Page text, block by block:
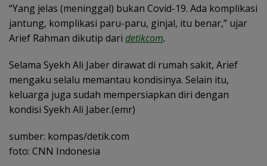
“Yang jelas (meninggal) bukan Covid-19. Ada komplikasi
jantung, komplikasi paru-paru, ginjal, itu benar,” ujar
Arief Rahman dikutip dari detikcom.
Selama Syekh Ali Jaber dirawat di rumah sakit, Arief
mengaku selalu memantau kondisinya. Selain itu,
keluarga juga sudah mempersiapkan diri dengan
kondisi Syekh Ali Jaber.(emr)
sumber: kompas/detik.com
foto: CNN Indonesia